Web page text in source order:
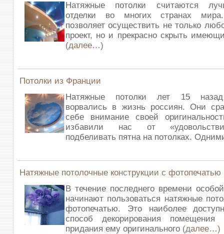
Натяжные потолки считаются
отделки во многих странах
позволяет осуществить не только
проект, но и прекрасно скрыть
(далее…)
Потолки из Франции
Натяжные потолки лет 15 назад
ворвались в жизнь россиян. Они
себе внимание своей
избавили нас от
подбеливать пятна на потолках.
Натяжные потолочные конструкции с фотопечатью
В течение последнего времени
начинают пользоваться натяжные
фотопечатью. Это наиболее
способ декорирования помещения
придания ему оригинального (далее…)